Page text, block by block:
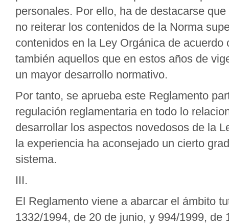
personales. Por ello, ha de destacarse
no reiterar los contenidos de la Norma
contenidos en la Ley Orgánica de
también aquellos que en estos años de
un mayor desarrollo normativo.
Por tanto, se aprueba este Reglamento
regulación reglamentaria en todo lo
desarrollar los aspectos novedosos de la
la experiencia ha aconsejado un cierto
sistema.
III.
El Reglamento viene a abarcar el ámbito
1332/1994, de 20 de junio, y 994/1999,